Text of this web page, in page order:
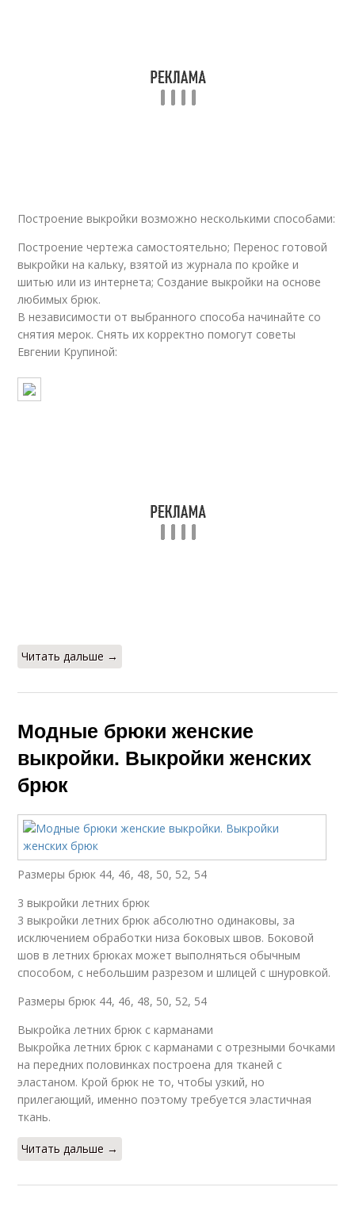
Построение выкройки возможно несколькими способами:
Построение чертежа самостоятельно; Перенос готовой
выкройки на кальку, взятой из журнала по кройке и
шитью или из интернета; Создание выкройки на основе
любимых брюк.
В независимости от выбранного способа начинайте со
снятия мерок. Снять их корректно помогут советы
Евгении Крупиной:
Читать дальше →
Модные брюки женские
выкройки. Выкройки женских
брюк
Размеры брюк 44, 46, 48, 50, 52, 54
3 выкройки летних брюк
3 выкройки летних брюк абсолютно одинаковы, за
исключением обработки низа боковых швов. Боковой
шов в летних брюках может выполняться обычным
способом, с небольшим разрезом и шлицей с шнуровкой.
Размеры брюк 44, 46, 48, 50, 52, 54
Выкройка летних брюк с карманами
Выкройка летних брюк с карманами с отрезными бочками
на передних половинках построена для тканей с
эластаном. Крой брюк не то, чтобы узкий, но
прилегающий, именно поэтому требуется эластичная
ткань.
Читать дальше →